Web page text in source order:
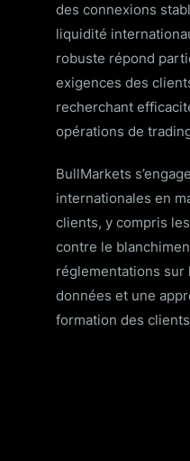
des connexions
liquidité
robuste répond
exigences des
recherchant
opérations de
BullMarkets
internationales en
clients, y compris
contre le
réglementations sur
données et une
formation des